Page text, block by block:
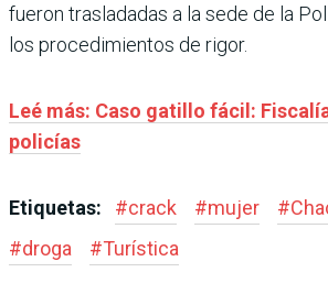
fueron trasladadas a la sede de la
los procedimientos de rigor.
Leé más: Caso gatillo fácil:
policías
Etiquetas: #crack #mujer #
#droga #Turística